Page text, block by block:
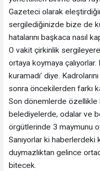
Gazeteci olarak
sergilediğinizde bize de
hatalarını başkaca nasıl
O vakit çirkinlik
ortaya koymaya
kuramadı’ diye.
sonra öncekilerden farkı
Son dönemlerde özellikle
belediyelerde, odalar ve
örgütlerinde 3 maymunu
Sanıyorlar ki haberlerdeki
duymazlıktan gelince
bitecek.